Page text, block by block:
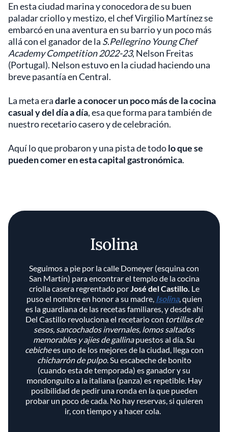
En esta ciudad marina y conocedora de su buen
paladar criollo y mestizo, el chef Virgilio Martínez se
embarcó en una aventura en su barrio y un poco más
allá con el ganador de la S.Pellegrino Young Chef
Academy Competition 2022-23, Nelson Freitas
(Portugal). Nelson estuvo en la ciudad haciendo una
breve pasantía en Central.
La meta eradarle a conocer un poco más de la cocina
casual y del día a día, esa que forma para también de
nuestro recetario casero y de celebración.
Aquí lo que probaron y una pista de todolo que se
pueden comer en esta capital gastronómica.
Isolina
Seguimos a pie por la calle Domeyer (esquina con
San Martín) para encontrar el templo de la cocina
criolla casera regrentado porJosé del Castillo. Le
puso el nombre en honor a su madre, Isolina, quien
es la guardiana de las recetas familiares, y desde ahí
Del Castillo revoluciona el recetario con tortillas de
sesos, sancochados invernales, lomos saltados
memorables y ajíes de gallinapuestos al día. Su
cebichees uno de los mejores de la ciudad, llega con
chicharrón de pulpo. Su escabeche de bonito
(cuando esta de temporada) es ganador y su
mondonguito a la italiana (panza) es repetible. Hay
posibilidad de pedir una ronda en la que pueden
probar un poco de cada. No hay reservas, si quieren
ir, con tiempo y a hacer cola.